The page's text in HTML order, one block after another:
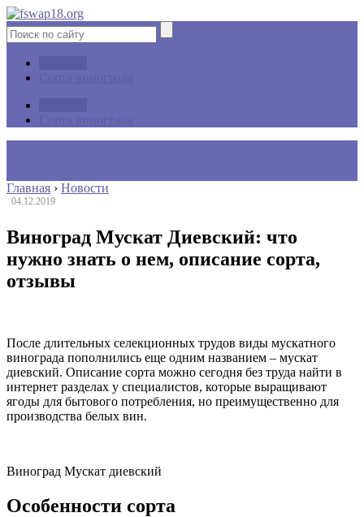
Главная › Новости
04.12.2019
Виноград Мускат Диевский: что
нужно знать о нем, описание сорта,
отзывы
После длительных селекционных трудов виды мускатного
винограда пополнились еще одним названием – мускат
диевский. Описание сорта можно сегодня без труда найти в
интернет разделах у специалистов, которые выращивают
ягоды для бытового потребления, но преимущественно для
производства белых вин.
Виноград Мускат диевский
Особенности сорта